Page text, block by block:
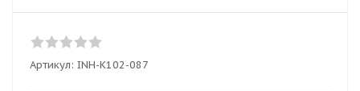
Артикул: INH-K102-087